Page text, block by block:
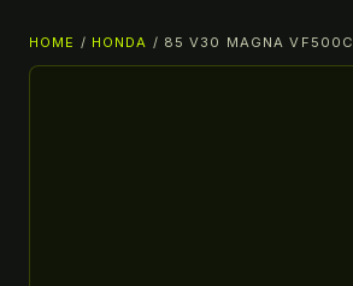
HOME / HONDA / 85 V30 MAGNA VF500C